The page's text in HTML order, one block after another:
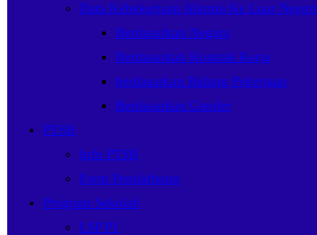
Data Kebekerjaan Alumni Ke Luar Negeri
Berdasarkan Negara
Berdasarkan Kontrak Kerja
berdasarkan Bidang Pekerjaan
Berdasarkan Gender
PTSB
Info PTSB
Form Pendaftaran
Program Sekolah
LSP P1